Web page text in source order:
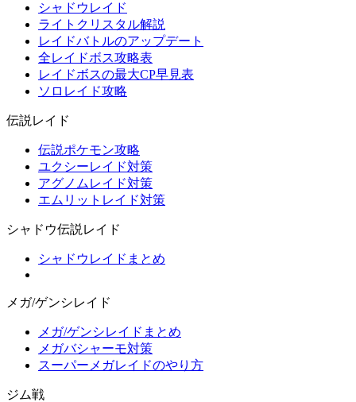
シャドウレイド
ライトクリスタル解説
レイドバトルのアップデート
全レイドボス攻略表
レイドボスの最大CP早見表
ソロレイド攻略
伝説レイド
伝説ポケモン攻略
ユクシーレイド対策
アグノムレイド対策
エムリットレイド対策
シャドウ伝説レイド
シャドウレイドまとめ
メガ/ゲンシレイド
メガ/ゲンシレイドまとめ
メガバシャーモ対策
スーパーメガレイドのやり方
ジム戦